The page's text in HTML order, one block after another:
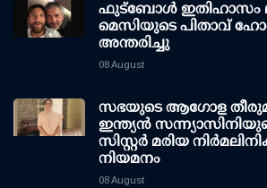
ഫുട്ബോൾ
മെസിയുടെ പിതാവ്
അന്തരിച്ചു
08 August
സഭയുടെ ആഗോള
ഇന്ത്യൻ
സിസ്റ്റർ മരിയ
നിയമനം
08 August